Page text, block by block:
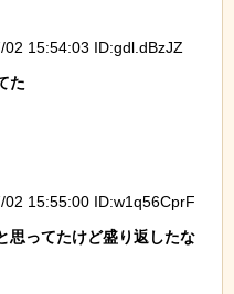
15:54:03 ID:gdl.dBzJZ
た
02 15:55:00 ID:w1q56CprF
思ってたけど盛り返したな